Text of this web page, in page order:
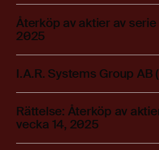
Återköp av aktier av
2025
I.A.R. Systems Group
Rättelse: Återköp av
vecka 14, 2025